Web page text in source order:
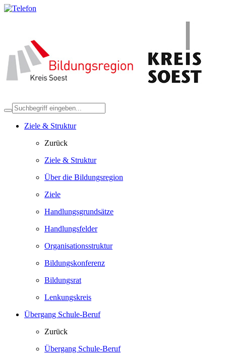
Ziele & Struktur
Zurück
Ziele & Struktur
Über die Bildungsregion
Ziele
Handlungsgrundsätze
Handlungsfelder
Organisationsstruktur
Bildungskonferenz
Bildungsrat
Lenkungskreis
Übergang Schule-Beruf
Zurück
Übergang Schule-Beruf